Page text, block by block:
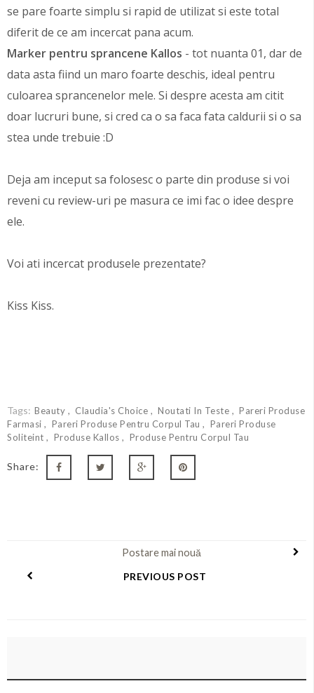
se pare foarte simplu si rapid de utilizat si este total
diferit de ce am incercat pana acum.
Marker pentru sprancene Kallos - tot nuanta 01, dar de
data asta fiind un maro foarte deschis, ideal pentru
culoarea sprancenelor mele. Si despre acesta am citit
doar lucruri bune, si cred ca o sa faca fata caldurii si o sa
stea unde trebuie :D
Deja am inceput sa folosesc o parte din produse si voi
reveni cu review-uri pe masura ce imi fac o idee despre
ele.
Voi ati incercat produsele prezentate?
Kiss Kiss.
Tags: Beauty Claudia's Choice Noutati In Teste
Pareri Produse
Farmasi
Pareri Produse Pentru Corpul Tau
Pareri Produse
Soliteint
Produse Kallos Produse Pentru Corpul Tau
Share:
Postare mai nouă
PREVIOUS POST